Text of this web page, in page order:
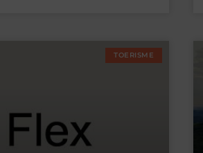
TOERISME